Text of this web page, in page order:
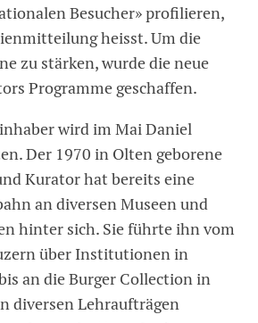
Besucher» profilieren,
heisst. Um die
zu stärken, wurde die neue
Programme geschaffen.
wird im Mai Daniel
Der 1970 in Olten geborene
Kurator hat bereits eine
an diversen Museen und
hinter sich. Sie führte ihn vom
über Institutionen in
an die Burger Collection in
diversen Lehraufträgen